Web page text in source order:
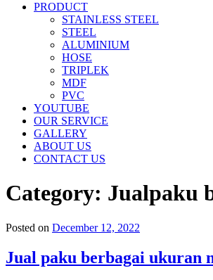
PRODUCT
STAINLESS STEEL
STEEL
ALUMINIUM
HOSE
TRIPLEK
MDF
PVC
YOUTUBE
OUR SERVICE
GALLERY
ABOUT US
CONTACT US
Category: Jualpaku
Posted on December 12, 2022
Jual paku berbagai ukuran